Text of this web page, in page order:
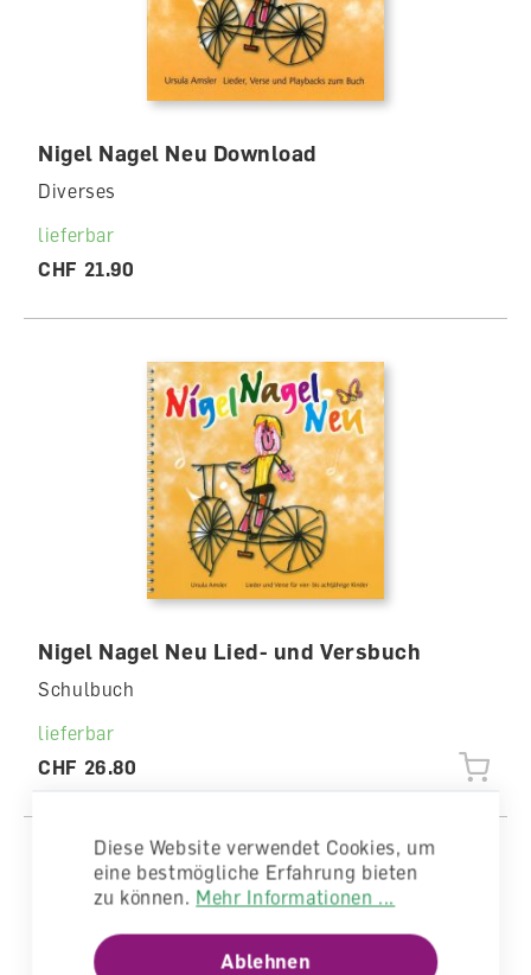
Nigel Nagel Neu Download
Diverses
lieferbar
CHF 21.90
Nigel Nagel Neu Lied- und Versbuch
Schulbuch
lieferbar
CHF 26.80
Diese Website verwendet Cookies, um
eine bestmögliche Erfahrung bieten
zu können. Mehr Informationen ...
Ablehnen